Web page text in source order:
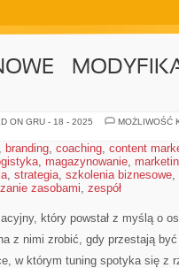
–
ON GRU - 18 - 2025
MOŻLIWOŚĆ
, branding, coaching, content
, magazynowanie,
, strategia, szkolenia biznesowe,
zasobami, zespół
który powstał z myślą o
z nimi zrobić, gdy przestają
w którym tuning spotyka się z